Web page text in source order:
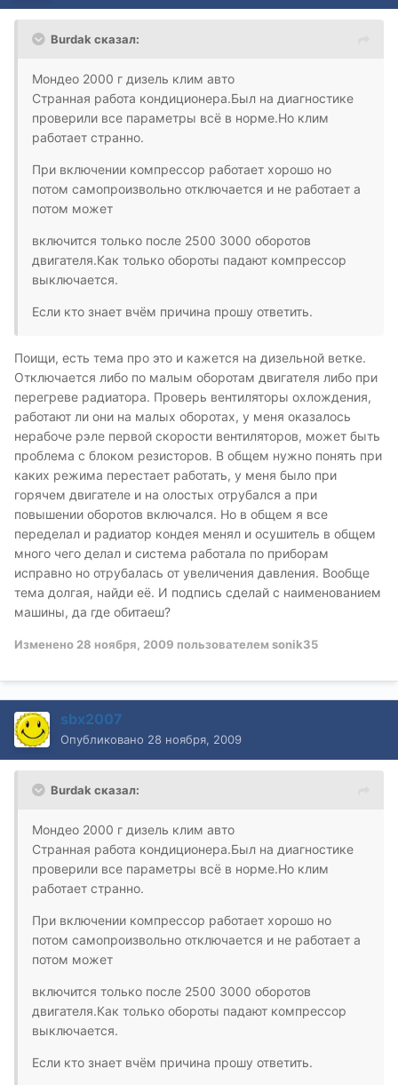
Burdak сказал:
Мондео 2000 г дизель клим авто
Странная работа кондиционера.Был на диагностике
проверили все параметры всё в норме.Но клим
работает странно.
При включении компрессор работает хорошо но
потом самопроизвольно отключается и не работает а
потом может
включится только после 2500 3000 оборотов
двигателя.Как только обороты падают компрессор
выключается.
Если кто знает вчём причина прошу ответить.
Поищи, есть тема про это и кажется на дизельной ветке.
Отключается либо по малым оборотам двигателя либо при
перегреве радиатора. Проверь вентиляторы охлождения,
работают ли они на малых оборотах, у меня оказалось
нерабоче рэле первой скорости вентиляторов, может быть
проблема с блоком резисторов. В общем нужно понять при
каких режима перестает работать, у меня было при
горячем двигателе и на олостых отрубался а при
повышении оборотов включался. Но в общем я все
переделал и радиатор кондея менял и осушитель в общем
много чего делал и система работала по приборам
исправно но отрубалась от увеличения давления. Вообще
тема долгая, найди её. И подпись сделай с наименованием
машины, да где обитаеш?
Изменено 28 ноября, 2009 пользователем sonik35
sbx2007
Опубликовано 28 ноября, 2009
Burdak сказал:
Мондео 2000 г дизель клим авто
Странная работа кондиционера.Был на диагностике
проверили все параметры всё в норме.Но клим
работает странно.
При включении компрессор работает хорошо но
потом самопроизвольно отключается и не работает а
потом может
включится только после 2500 3000 оборотов
двигателя.Как только обороты падают компрессор
выключается.
Если кто знает вчём причина прошу ответить.